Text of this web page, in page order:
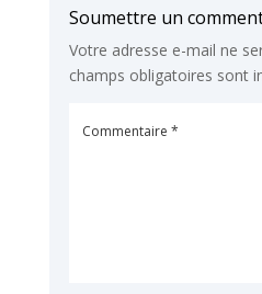
Soumettre un
Votre adresse e-mail ne
champs obligatoires sont